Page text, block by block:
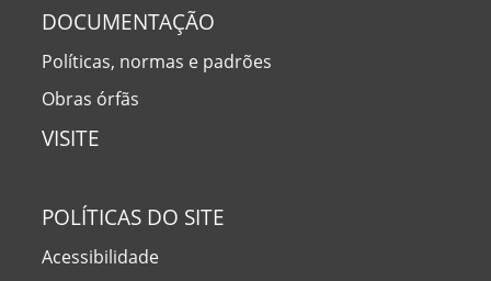
DOCUMENTAÇÃO
Políticas, normas e padrões
Obras órfãs
VISITE
POLÍTICAS DO SITE
Acessibilidade